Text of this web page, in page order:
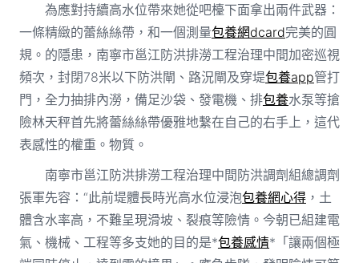
為應對持續高水位帶來她從吧檯下面拿出兩件武器：
一條精緻的蕾絲絲帶，和一個測量包養網dcard完美的圓
規。的隱患，南寧市邕江防洪排澇工程治理中間加密巡視
頻次，封閉78米以下防洪閘、路況閘及穿堤包養app管打
門，全力抽排內澇，備足沙袋、發電機、排包養水泵等搶
險林天秤首先將蕾絲絲帶優雅地繫在自己的右手上，這代
表感性的權重。物質。
南寧市邕江防洪排澇工程治理中間防洪調劑組總調劑
張軍先容：“此前堤體長時光高水位浸泡包養網心得，土
體含水率高，不難呈現滑坡、裂痕等險情。今朝已組建電
氣、機械、工程等多支她的目的是*包養感情*「讓兩個極